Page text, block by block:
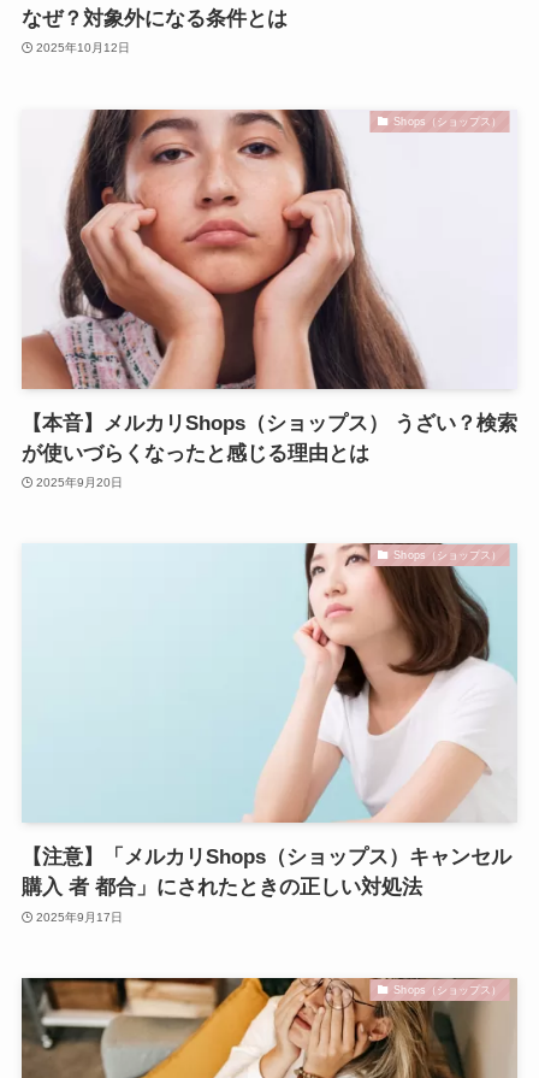
なぜ？対象外になる条件とは
2025年10月12日
Shops（ショップス）
【本音】メルカリShops（ショップス） うざい？検索
が使いづらくなったと感じる理由とは
2025年9月20日
Shops（ショップス）
【注意】「メルカリShops（ショップス）キャンセル
購入 者 都合」にされたときの正しい対処法
2025年9月17日
Shops（ショップス）